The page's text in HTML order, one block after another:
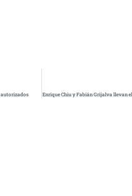
Enrique Chiu y Fabián Grijalva llevan